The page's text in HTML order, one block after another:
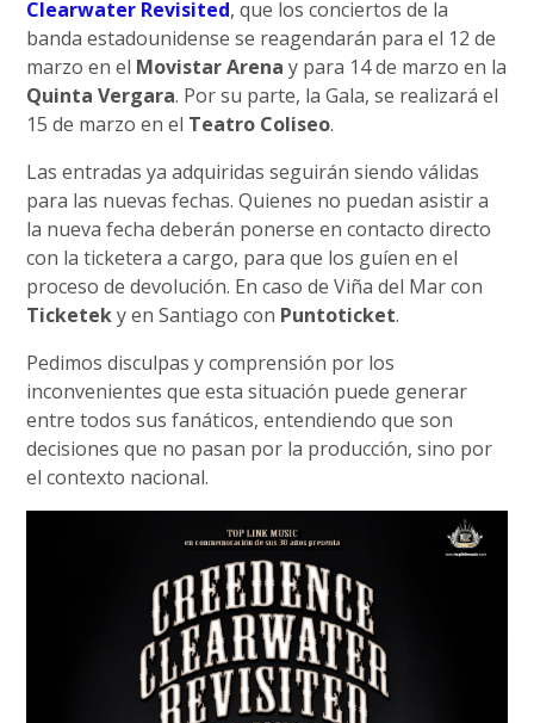
Clearwater Revisited, que los conciertos de la
banda estadounidense se reagendarán para el 12 de
marzo en el Movistar Arena y para 14 de marzo en la
Quinta Vergara. Por su parte, la Gala, se realizará el
15 de marzo en el Teatro Coliseo.
Las entradas ya adquiridas seguirán siendo válidas
para las nuevas fechas. Quienes no puedan asistir a
la nueva fecha deberán ponerse en contacto directo
con la ticketera a cargo, para que los guíen en el
proceso de devolución. En caso de Viña del Mar con
Ticketeky en Santiago con Puntoticket.
Pedimos disculpas y comprensión por los
inconvenientes que esta situación puede generar
entre todos sus fanáticos, entendiendo que son
decisiones que no pasan por la producción, sino por
el contexto nacional.